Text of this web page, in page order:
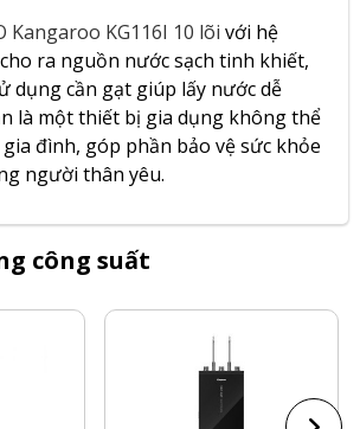
Kangaroo KG116I 10 lõi với hệ
ra nguồn nước sạch tinh khiết,
dụng cần gạt giúp lấy nước dễ
là một thiết bị gia dụng không thể
đình, góp phần bảo vệ sức khỏe
người thân yêu.
công suất